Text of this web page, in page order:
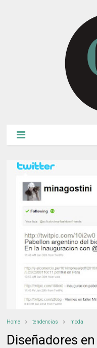
Home tendencias moda
Diseñadores